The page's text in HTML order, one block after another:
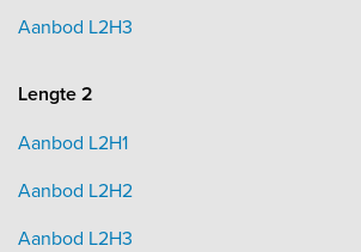
Aanbod L2H3
Lengte 2
Aanbod L2H1
Aanbod L2H2
Aanbod L2H3